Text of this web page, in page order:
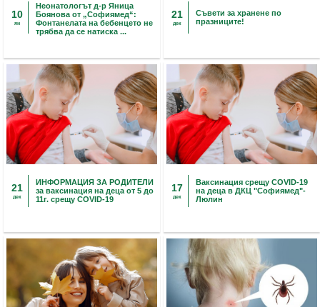
10
ян
Неонатологът д-р Яница
Боянова от „Софиямед“:
Фонтанелата на бебенцето не
трябва да се натиска ...
21
дек
Съвети за хранене по
празниците!
21
дек
ИНФОРМАЦИЯ ЗА РОДИТЕЛИ
за ваксинация на деца от 5 до
11г. срещу COVID-19
17
дек
Ваксинация срещу COVID-19
на деца в ДКЦ "Софиямед"-
Люлин